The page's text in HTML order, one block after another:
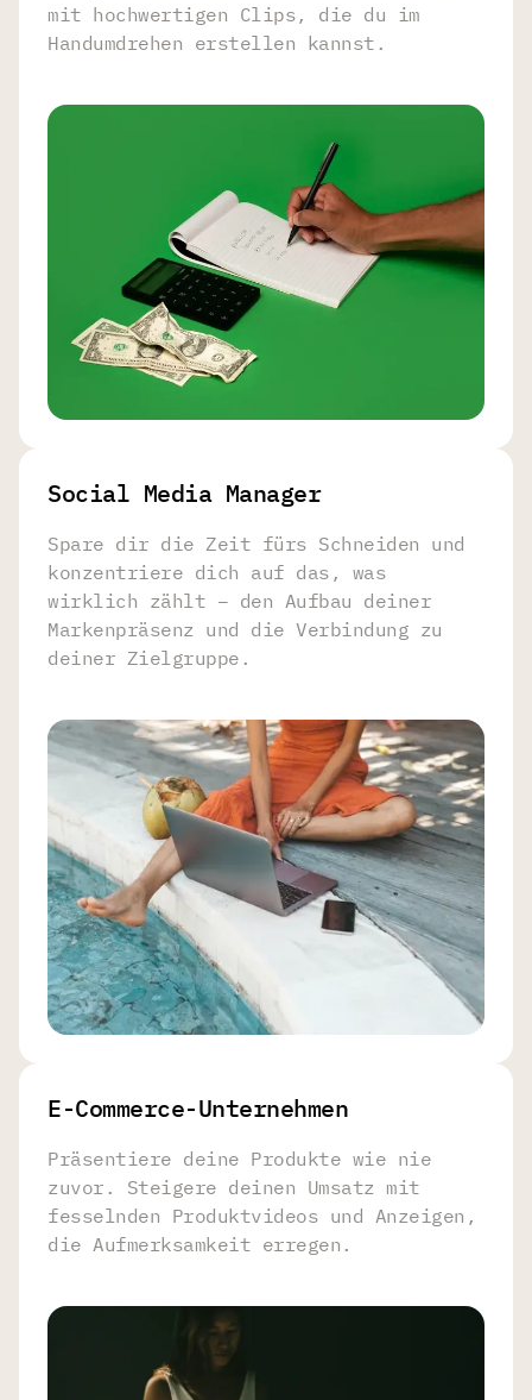
mit hochwertigen Clips, die du im
Handumdrehen erstellen kannst.
Social Media Manager
Spare dir die Zeit fürs Schneiden und
konzentriere dich auf das, was
wirklich zählt – den Aufbau deiner
Markenpräsenz und die Verbindung zu
deiner Zielgruppe.
E-Commerce-Unternehmen
Präsentiere deine Produkte wie nie
zuvor. Steigere deinen Umsatz mit
fesselnden Produktvideos und Anzeigen,
die Aufmerksamkeit erregen.